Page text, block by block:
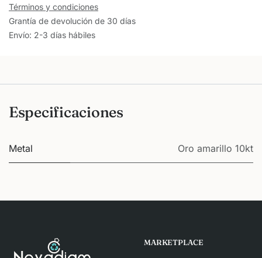
Términos y condiciones
Grantía de devolución de 30 días
Envío: 2-3 días hábiles
Especificaciones
Metal Oro amarillo 10kt
MARKETPLACE